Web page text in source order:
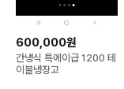
600,000원
간냉식 특에이급 1200 테
이블냉장고